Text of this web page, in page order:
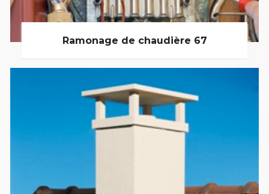
Ramonage de chaudière 67